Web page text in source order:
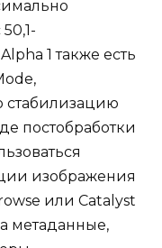
1 также есть
постобработки
изображения
или Catalyst
метаданные,